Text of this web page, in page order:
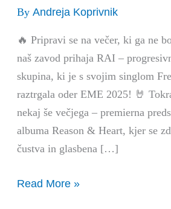
ByAndreja Koprivnik
🔥 Pripravi se na večer, ki ga ne
naš zavod prihaja RAI –
skupina, ki je s svojim singlom
raztrgala oder EME 2025! 🤘
nekaj še večjega – premierna
albuma Reason & Heart, kjer se
čustva in glasbena […]
ZMŠ
Krškem
Read More »